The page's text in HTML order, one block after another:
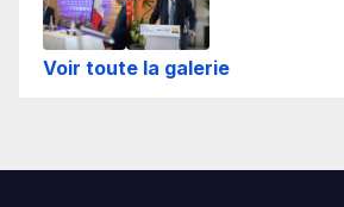
Voir toute la galerie